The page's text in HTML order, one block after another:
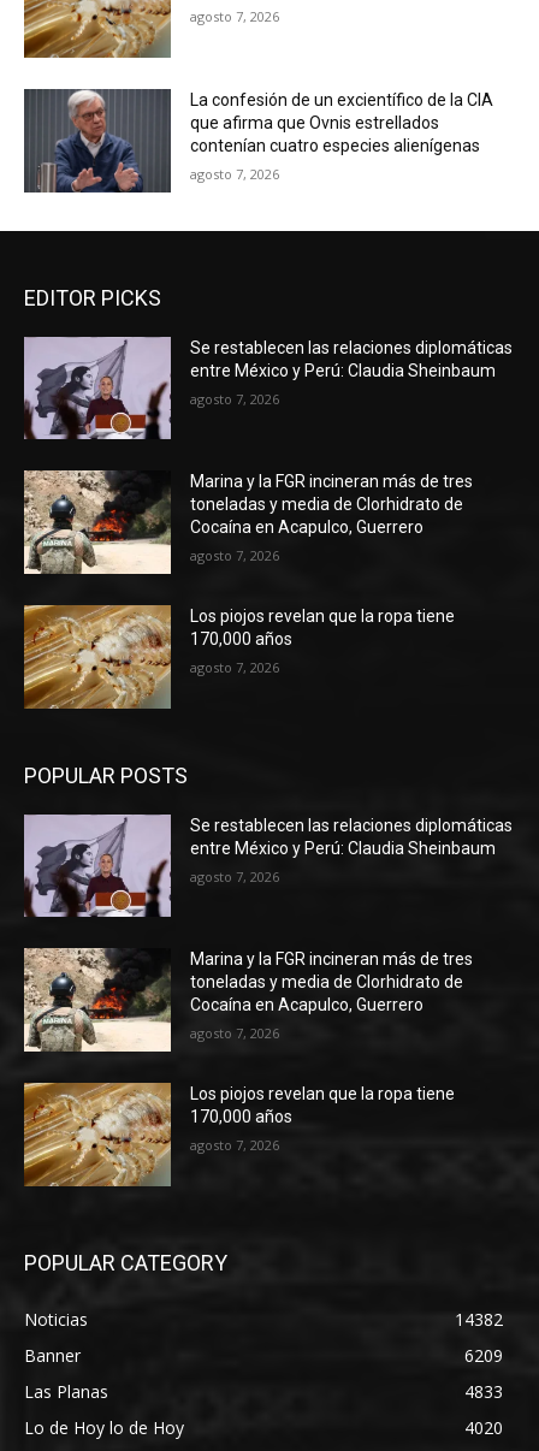
agosto 7, 2026
La confesión de un excientífico de la CIA
que afirma que Ovnis estrellados
contenían cuatro especies alienígenas
agosto 7, 2026
EDITOR PICKS
Se restablecen las relaciones diplomáticas
entre México y Perú: Claudia Sheinbaum
agosto 7, 2026
Marina y la FGR incineran más de tres
toneladas y media de Clorhidrato de
Cocaína en Acapulco, Guerrero
agosto 7, 2026
Los piojos revelan que la ropa tiene
170,000 años
agosto 7, 2026
POPULAR POSTS
Se restablecen las relaciones diplomáticas
entre México y Perú: Claudia Sheinbaum
agosto 7, 2026
Marina y la FGR incineran más de tres
toneladas y media de Clorhidrato de
Cocaína en Acapulco, Guerrero
agosto 7, 2026
Los piojos revelan que la ropa tiene
170,000 años
agosto 7, 2026
POPULAR CATEGORY
Noticias
14382
Banner
6209
Las Planas
4833
Lo de Hoy lo de Hoy
4020